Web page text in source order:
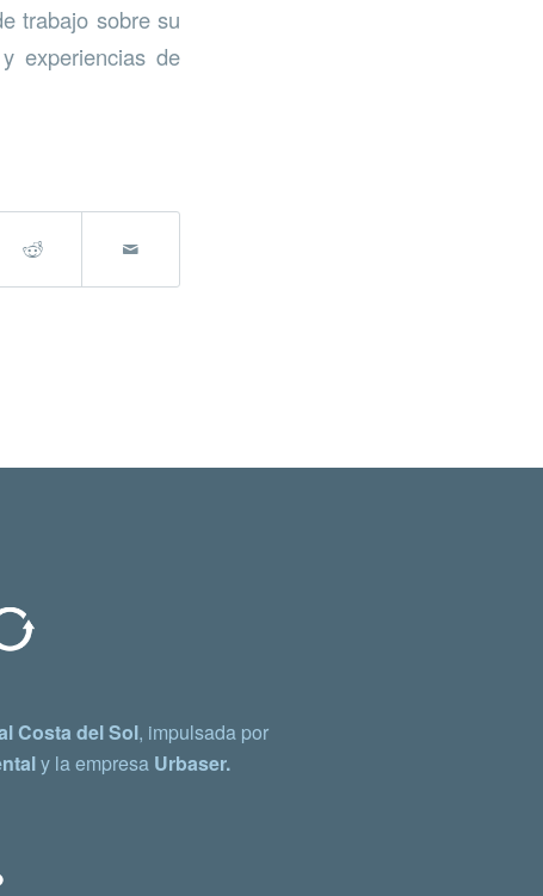
trabajo sobre su
experiencias de
Costa del Sol, impulsada por
y la empresa Urbaser.